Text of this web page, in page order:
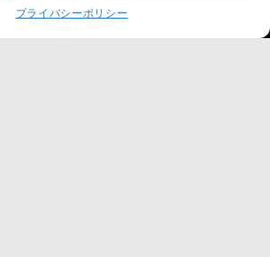
プライバシーポリシー